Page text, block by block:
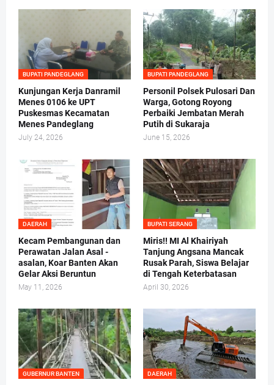
BUPATI PANDEGLANG
Kunjungan Kerja Danramil
Menes 0106 ke UPT
Puskesmas Kecamatan
Menes Pandeglang
July 24, 2026
BUPATI PANDEGLANG
Personil Polsek Pulosari Dan
Warga, Gotong Royong
Perbaiki Jembatan Merah
Putih di Sukaraja
June 15, 2026
DAERAH
Kecam Pembangunan dan
Perawatan Jalan Asal -
asalan, Koar Banten Akan
Gelar Aksi Beruntun
May 11, 2026
BUPATI SERANG
Miris!! MI Al Khairiyah
Tanjung Angsana Mancak
Rusak Parah, Siswa Belajar
di Tengah Keterbatasan
April 30, 2026
GUBERNUR BANTEN DAERAH